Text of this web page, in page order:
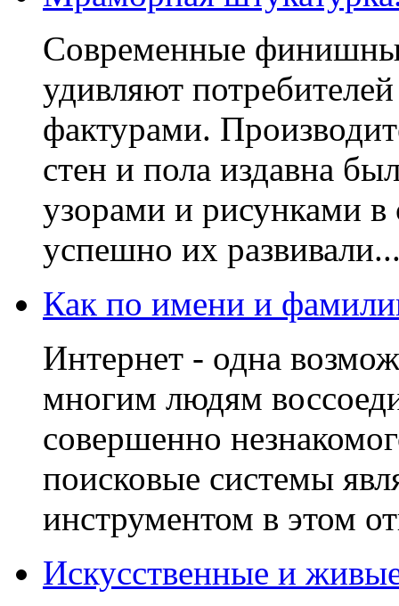
Современные
удивляют
фактурами.
стен и пола издавна
узорами и рисунками
успешно их
Как по имени и
Интернет - одна
многим людям
совершенно
поисковые системы
инструментом в этом
Искусственные и